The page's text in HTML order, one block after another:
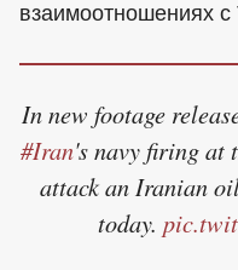
взаимоотношениях с
In new footage
#Iran's navy firing at
attack an Iranian
today.